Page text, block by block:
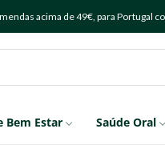
acima de 49€, para Portugal
Bem Estar Saúde Oral